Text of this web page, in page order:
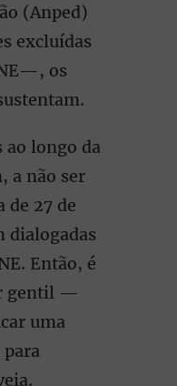
(Anped)
excluídas
os
ao longo da
a não ser
de 27 de
dialogadas
Então, é
gentil —
uma
para